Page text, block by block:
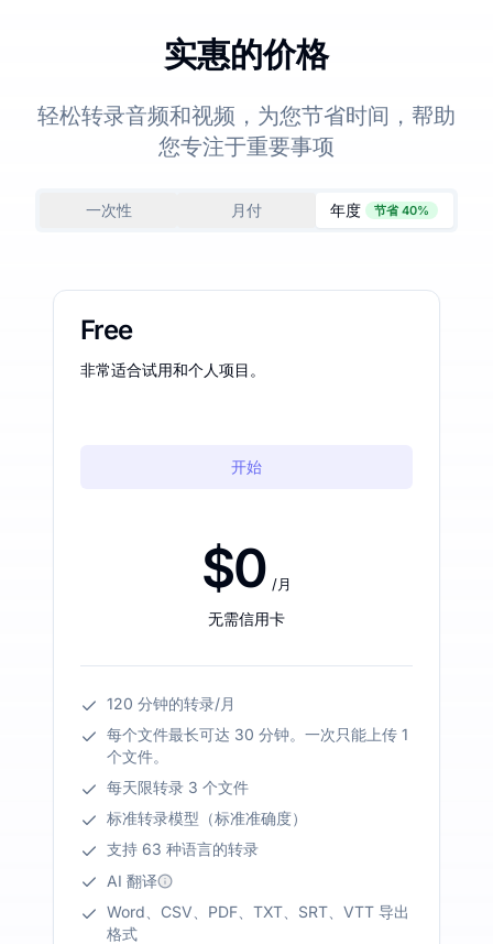
实惠的价格
轻松转录音频和视频，为您节省时间，帮助
您专注于重要事项
一次性 月付 年度 节省 40%
Free
非常适合试用和个人项目。
开始
$0 /月
无需信用卡
120 分钟的转录/月
每个文件最长可达 30 分钟。一次只能上传 1
个文件。
每天限转录 3 个文件
标准转录模型（标准准确度）
支持 63 种语言的转录
AI 翻译
Word、CSV、PDF、TXT、SRT、VTT 导出
格式